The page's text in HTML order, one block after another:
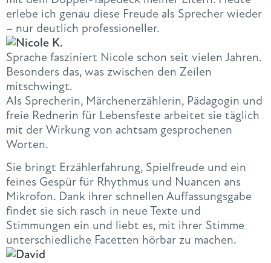
erlebe ich genau diese Freude als Sprecher wieder
– nur deutlich professioneller.
Sprache fasziniert Nicole schon seit vielen Jahren.
Besonders das, was zwischen den Zeilen
mitschwingt.
Als Sprecherin, Märchenerzählerin, Pädagogin und
freie Rednerin für Lebensfeste arbeitet sie täglich
mit der Wirkung von achtsam gesprochenen
Worten.
Sie bringt Erzählerfahrung, Spielfreude und ein
feines Gespür für Rhythmus und Nuancen ans
Mikrofon. Dank ihrer schnellen Auffassungsgabe
findet sie sich rasch in neue Texte und
Stimmungen ein und liebt es, mit ihrer Stimme
unterschiedliche Facetten hörbar zu machen.